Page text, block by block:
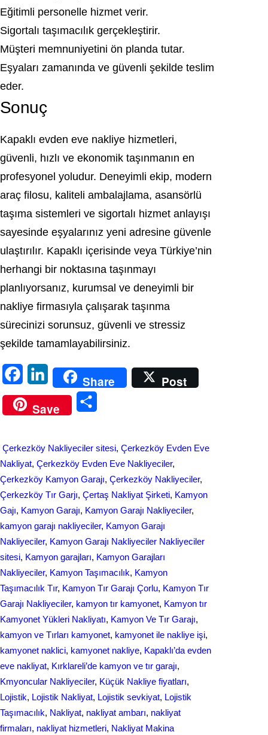
Eğitimli personelle hizmet verir.
Sigortalı taşımacılık gerçekleştirir.
Müşteri memnuniyetini ön planda tutar.
Eşyaları zamanında ve güvenli şekilde teslim
eder.
Sonuç
Kapaklı evden eve nakliye hizmetleri,
güvenli, hızlı ve ekonomik taşınmanın en
profesyonel yoludur. Deneyimli ekip, modern
araç filosu, kaliteli ambalajlama, asansörlü
taşıma sistemleri ve sigortalı hizmet anlayışı
sayesinde eşyalarınız yeni adresine güvenle
ulaştırılır. Kapaklı içerisinde veya Türkiye’nin
herhangi bir noktasına taşınmayı
planlıyorsanız, kurumsal ve deneyimli bir
nakliye firmasıyla çalışarak taşınma
sürecinizi sorunsuz, güvenli ve stressiz
şekilde tamamlayabilirsiniz.
a
c
o
o
k
i
n
d
I
n
Share
Post
Save
r
e
Çerkezköy Nakliyeciler sitesi, Çerkezköy Evden Eve
Nakliyat, Çerkezköy Evden Eve Nakliyeciler
Çerkezköy Kamyon Garajı, Çerkezköy Nakliyeciler
Çerkezköy Tır Garjı, Çertaş Nakliyat Şirketi, Kamyon
Gajı, Kamyon Garajı, Kamyon Garajı Nakliyeciler
kamyon garajı nakliyeciler, Kamyon Garajı
Nakliyeciler, Kamyon Garajı Nakliyeciler Nakliyeciler
sitesi, Kamyon garajları, Kamyon Garajları
Nakliyeciler, Kamyon Taşımacılık, Kamyon
Taşımacılık Tır, Kamyon Tır Garajı Çorlu, Kamyon Tır
Garajı Nakliyeciler, kamyon tır kamyonet, Kamyon tır
Kamyonet Yükleri Nakliyatı, Kamyon Ve Tır Garajı
kamyon ve Tırları kamyonet, kamyonet ile nakliye işi
kamyonet naklici, kamyonet nakliye, Kapaklı’da evden
eve nakliyat, Kırklareli’de kamyon ve tır garajı
Kmyoncular Nakliyeciler, Küçük Nakliye fiyatları
Lojistik, Lojistik Nakliyat, Lojistik sevkiyat, Lojistik
Taşımacılık, Nakliyat, nakliyat ambarı, nakliyat
firmaları, nakliyat hizmetleri, Nakliyat Makina